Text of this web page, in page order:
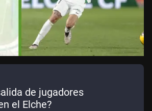
de jugadores
el Elche?